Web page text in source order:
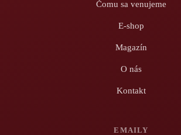
Čomu sa venujeme
E-shop
Magazín
O nás
Kontakt
EMAILY